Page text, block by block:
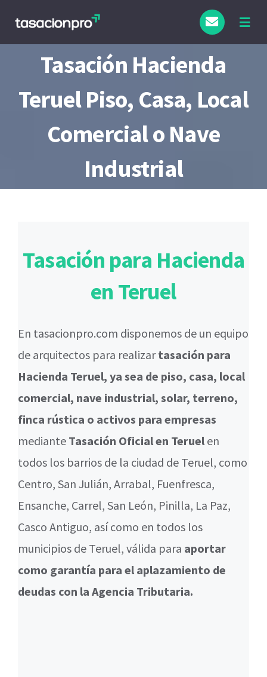
contenido
Tasación Hacienda
Teruel Piso, Casa, Local
Comercial o Nave
Industrial
Tasación para Hacienda
en Teruel
En tasacionpro.com disponemos de un equipo
de arquitectos para realizartasación para
Hacienda Teruel, ya sea de piso, casa, local
comercial, nave industrial, solar, terreno,
finca rústica o activos para empresas
mediante Tasación Oficial en Teruel en
todos los barrios de la ciudad de Teruel, como
Centro, San Julián, Arrabal, Fuenfresca,
Ensanche, Carrel, San León, Pinilla, La Paz,
Casco Antiguo, así como en todos los
municipios de Teruel, válida para aportar
como garantía para el aplazamiento de
deudas con la Agencia Tributaria.